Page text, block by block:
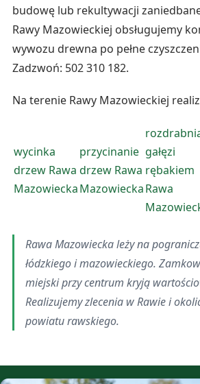
budowę lub rekultywacji
Rawy Mazowieckiej obsługujemy
wywozu drewna po pełne
Zadzwoń: 502 310 182.
Na terenie Rawy Mazowieckiej
wycinka
drzew Rawa
Mazowiecka
przycinanie
drzew Rawa
Mazowiecka
gałęzi
rębakiem
Rawa
Rawa Mazowiecka leży na
łódzkiego i mazowieckiego.
miejski przy centrum kryją
Realizujemy zlecenia w Rawie i
powiatu rawskiego.